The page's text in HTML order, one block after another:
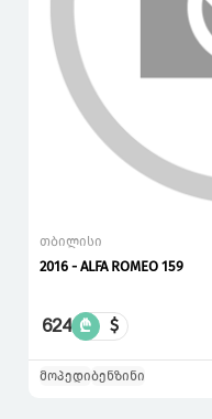
თბილისი
2016 - ALFA ROMEO 159
624 ₾ $
მოპედიბენზინი